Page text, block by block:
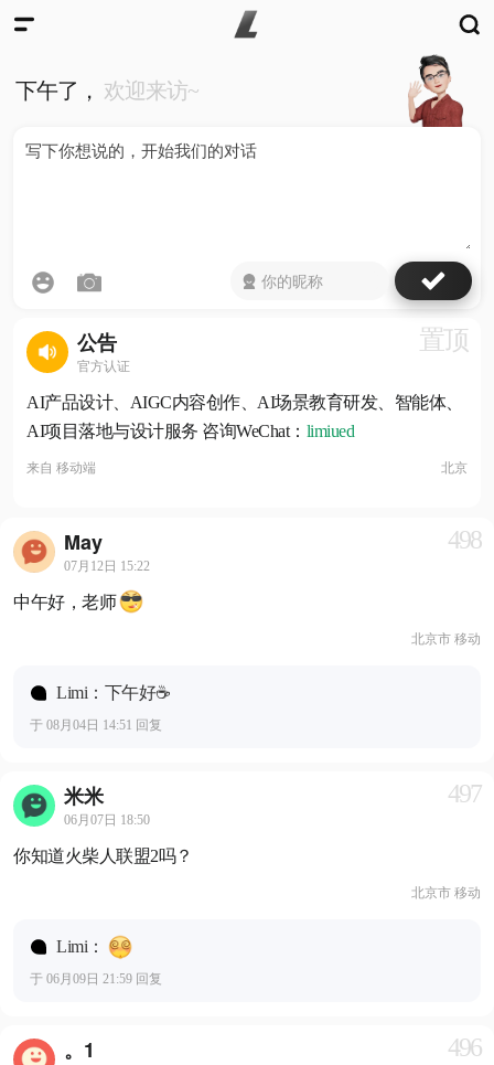
下午了， 欢迎来访~
公告
官方认证
置顶
AI产品设计、AIGC内容创作、AI场景教育研发、智能体、
AI项目落地与设计服务 咨询WeChat： limiued
来自 移动端 北京
May
07月12日 15:22
498
中午好，老师
北京市 移动
Limi：下午好☕️
于 08月04日 14:51 回复
米米
06月07日 18:50
497
你知道火柴人联盟2吗？
北京市 移动
Limi：
于 06月09日 21:59 回复
。1 496